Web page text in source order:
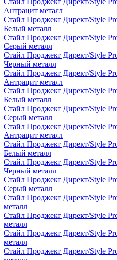
Стайл Проджект Директ/Style
Антрацит металл
Стайл Проджект Директ/Style
Белый металл
Стайл Проджект Директ/Style
Серый металл
Стайл Проджект Директ/Style
Черный металл
Стайл Проджект Директ/Style
Антрацит металл
Стайл Проджект Директ/Style
Белый металл
Стайл Проджект Директ/Style
Серый металл
Стайл Проджект Директ/Style
Антрацит металл
Стайл Проджект Директ/Style
Белый металл
Стайл Проджект Директ/Style
Черный металл
Стайл Проджект Директ/Style
Серый металл
Стайл Проджект Директ/Style
металл
Стайл Проджект Директ/Style
металл
Стайл Проджект Директ/Style
металл
Стайл Проджект Директ/Style